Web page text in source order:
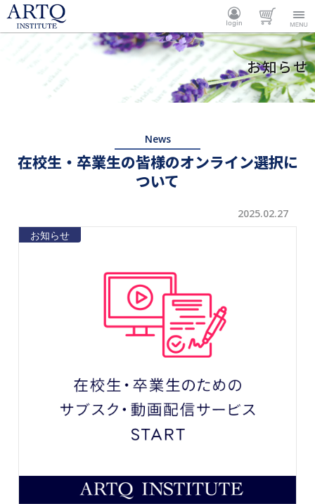
INSTITUTE
Menu
カート
ログイ
ン
お知らせ
News
在校生・卒業生の皆様のオンライン選択に
ついて
2025.02.27
お知らせ